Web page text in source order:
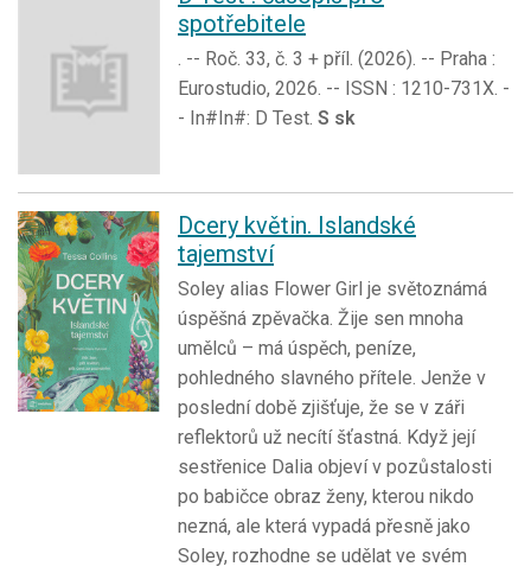
spotřebitele
. -- Roč. 33, č. 3 + příl. (2026). -- Praha :
Eurostudio, 2026. -- ISSN : 1210-731X. -
- In#In#: D Test. S sk
Dcery květin. Islandské
tajemství
Soley alias Flower Girl je světoznámá
úspěšná zpěvačka. Žije sen mnoha
umělců – má úspěch, peníze,
pohledného slavného přítele. Jenže v
poslední době zjišťuje, že se v záři
reflektorů už necítí šťastná. Když její
sestřenice Dalia objeví v pozůstalosti
po babičce obraz ženy, kterou nikdo
nezná, ale která vypadá přesně jako
Soley, rozhodne se udělat ve svém